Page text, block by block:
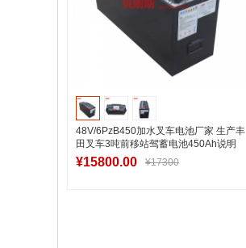
48V/6PzB450加水叉车电池厂家 生产丰
田叉车3吨前移站驾蓄电池450Ah说明
¥15800.00 ¥17300